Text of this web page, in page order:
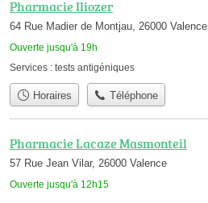
Pharmacie Iliozer
64 Rue Madier de Montjau, 26000 Valence
Ouverte jusqu'à 19h
Services : tests antigéniques
Horaires Téléphone
Pharmacie Lacaze Masmonteil
57 Rue Jean Vilar, 26000 Valence
Ouverte jusqu'à 12h15